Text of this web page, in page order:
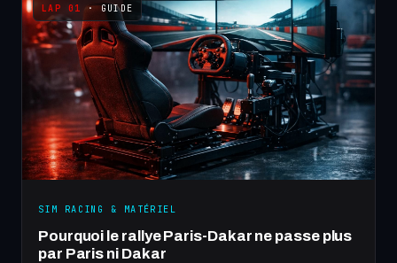
· GUIDE
SIM RACING & MATÉRIEL
Pourquoi le rallye Paris-Dakar ne passe plus
par Paris ni Dakar